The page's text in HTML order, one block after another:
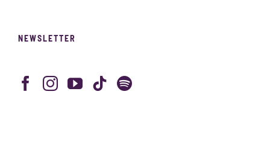
NEWSLETTER